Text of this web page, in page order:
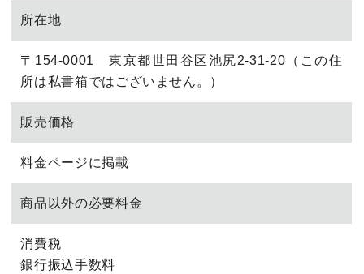
所在地
〒154-0001 東京都世田谷区池尻2-31-20（この住
所は私書箱ではございません。）
販売価格
料金ページに掲載
商品以外の必要料金
消費税
銀行振込手数料